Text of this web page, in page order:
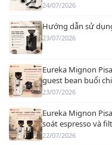
24/07/2026
Hướng dẫn sử
23/07/2026
Eureka Mignon
guest bean buổi
23/07/2026
Eureka Mignon
soát espresso và
22/07/2026